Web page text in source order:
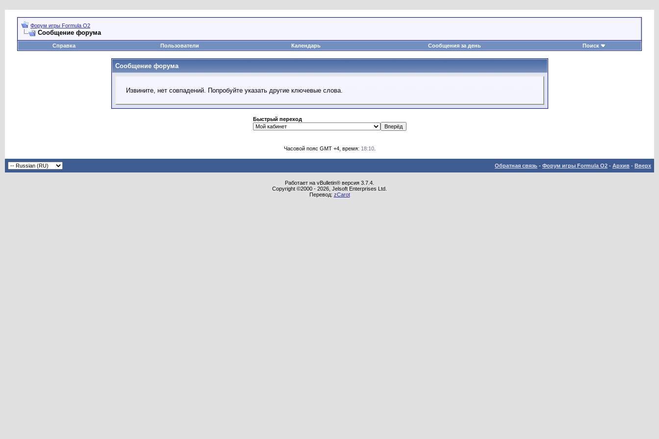
Форум игры Formula O2
Сообщение форума
Справка Пользователи Календарь Сообщения за день Поиск
Сообщение форума
Извините, нет совпадений. Попробуйте указать другие ключевые слова.
Быстрый переход
Часовой пояс GMT +4, время: 18:10.
Обратная связь - Форум игры Formula O2 - Архив - Вверх
Работает на vBulletin® версия 3.7.4.
Copyright ©2000 - 2026, Jelsoft Enterprises Ltd.
Перевод: zCarot